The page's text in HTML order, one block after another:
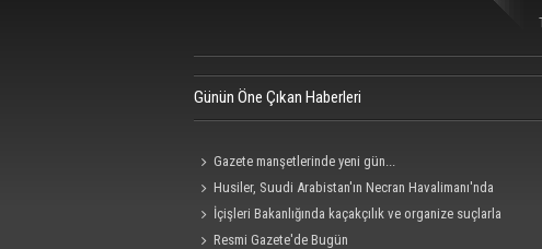
Günün Öne Çıkan Haberleri
Gazete manşetlerinde yeni gün...
Husiler, Suudi Arabistan'ın Necran Havalimanı'nda
kamikaze İHA ile "hassas bir hedefi" vurduklarını açıkladı
İçişleri Bakanlığında kaçakçılık ve organize suçlarla
mücadele konulu güvenlik toplantısı yapıldı
Resmi Gazete'de Bugün